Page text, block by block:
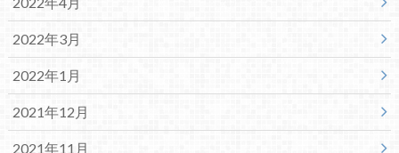
2022年3月
2022年1月
2021年12月
2021年11月